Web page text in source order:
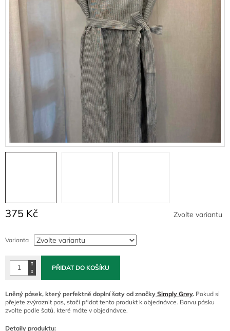
375 Kč
cena:
Zvolte variantu
Varianta
PŘIDAT DO KOŠÍKU
Lněný pásek, který perfektně doplní šaty od značky Simply Grey. Pokud si
přejete zvýraznit pas, stačí přidat tento produkt k objednávce. Barvu pásku
zvolte podle šatů, které máte v objednávce.
Detaily produktu: